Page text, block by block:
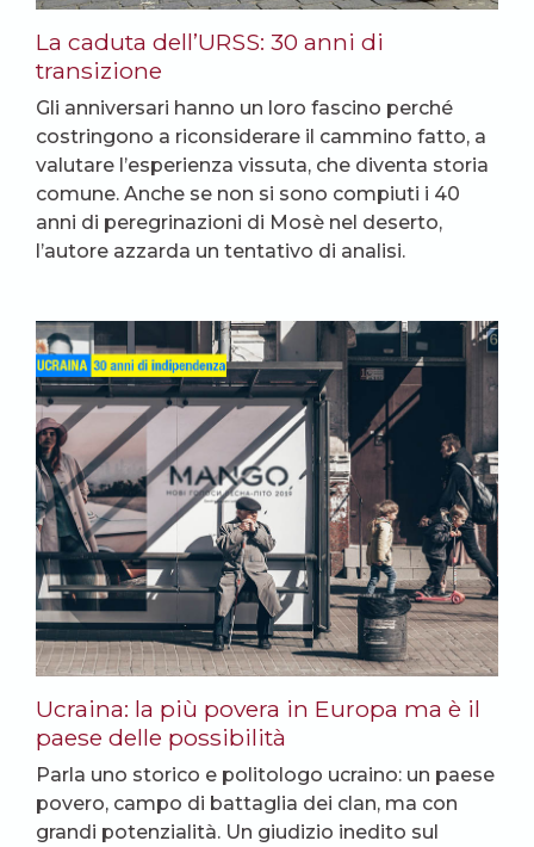
La caduta dell’URSS: 30 anni di
transizione
Gli anniversari hanno un loro fascino perché
costringono a riconsiderare il cammino fatto, a
valutare l’esperienza vissuta, che diventa storia
comune. Anche se non si sono compiuti i 40
anni di peregrinazioni di Mosè nel deserto,
l’autore azzarda un tentativo di analisi.
Ucraina: la più povera in Europa ma è il
paese delle possibilità
Parla uno storico e politologo ucraino: un paese
povero, campo di battaglia dei clan, ma con
grandi potenzialità. Un giudizio inedito sul